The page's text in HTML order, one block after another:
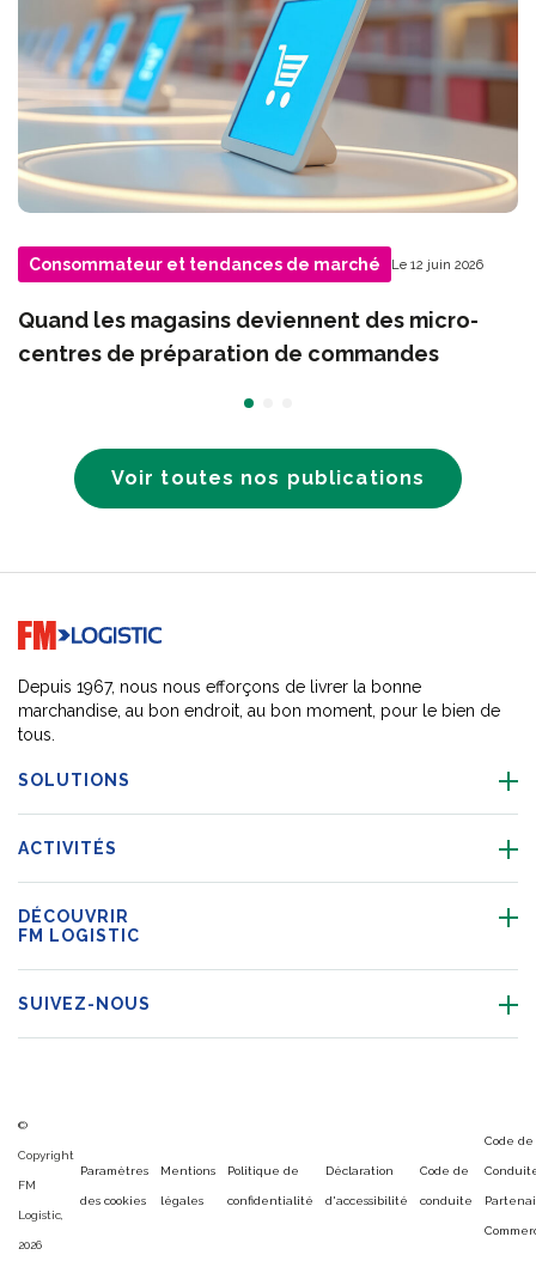
Consommateur et tendances de marché Le 12 juin 2026
Quand les magasins deviennent des micro-
centres de préparation de commandes
Voir toutes nos publications
Go to home page
Depuis 1967, nous nous efforçons de livrer la bonne
marchandise, au bon endroit, au bon moment, pour le bien de
tous.
SOLUTIONS
ACTIVITÉS
DÉCOUVRIR
FM LOGISTIC
SUIVEZ-NOUS
©
Copyright
FM
Logistic,
2026
Paramètres
des cookies
Mentions
légales
Politique de
confidentialité
Déclaration
d'accessibilité
Code de
conduite
Code de